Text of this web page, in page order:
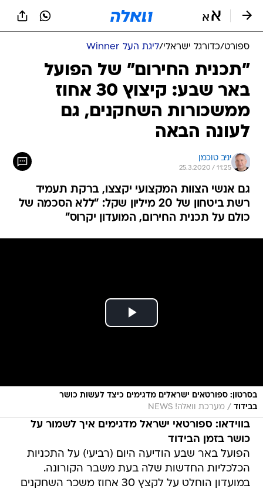
ספורט/כדורגל ישראלי/ליגת העל Winner
"תכנית החירום" של הפועל
באר שבע: קיצוץ 30 אחוז
ממשכורות השחקנים, גם
לעונה הבאה
יניב טוכמן
25.3.2020 / 11:25
גם אנשי הצוות המקצועי יקצצו, ברקת תעמיד
רשת ביטחון של 20 מיליון שקל: "ללא הסכמה של
כולם על תכנית החירום, המועדון יקרוס"
בסרטון: ספורטאים ישראלים מדגימים כיצד לעשות כושר
בבידוד / מערכת וואלה! NEWS
בווידאו: ספורטאי ישראל מדגימים איך לשמור על
כושר בזמן הבידוד
הפועל באר שבע הודיעה היום (רביעי) על התכניות
הכלכליות החדשות שלה בעת משבר הקורונה.
במועדון הוחלט על לקצץ 30 אחוז משכר השחקנים